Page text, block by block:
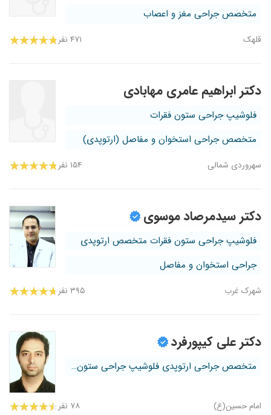
متخصص جراحی مغز و اعصاب
قلهک ۴۷۱ نفر
دکتر ابراهیم عامری مهابادی
فلوشیپ جراحی ستون فقرات
متخصص جراحی استخوان و مفاصل (ارتوپدی)
سهروردی شمالی ۱۵۴ نفر
دکتر سیدمرصاد موسوی
فلوشیپ جراحی ستون فقرات متخصص ارتوپدی
جراحی استخوان و مفاصل
شهرک غرب ۳۹۵ نفر
دکتر علی کیپورفرد
متخصص جراحی ارتوپدی فلوشیپ جراحی ستون...
امام حسین(ع) ۷۸ نفر